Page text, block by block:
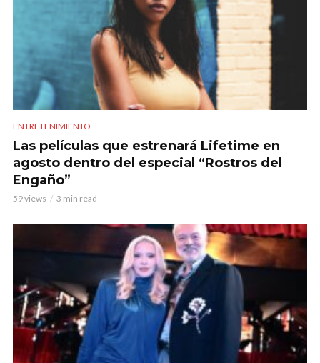
ENTRETENIMIENTO
Las películas que estrenará Lifetime en
agosto dentro del especial “Rostros del
Engaño”
59 views 3 min read